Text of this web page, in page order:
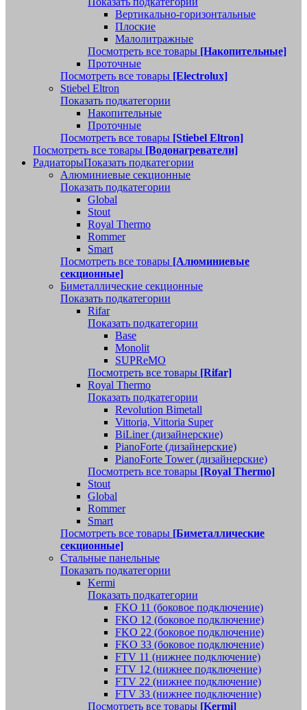
Вертикально-горизонтальные
Плоские
Малолитражные
Посмотреть все товары [Накопительные]
Проточные
Посмотреть все товары [Electrolux]
Stiebel Eltron
Показать подкатегории
Накопительные
Проточные
Посмотреть все товары [Stiebel Eltron]
Посмотреть все товары [Водонагреватели]
РадиаторыПоказать подкатегории
Алюминиевые секционные
Показать подкатегории
Global
Stout
Royal Thermo
Rommer
Smart
Посмотреть все товары [Алюминиевые
секционные]
Биметаллические секционные
Показать подкатегории
Rifar
Показать подкатегории
Base
Monolit
SUPReMO
Посмотреть все товары [Rifar]
Royal Thermo
Показать подкатегории
Revolution Bimetall
Vittoria, Vittoria Super
BiLiner (дизайнерские)
PianoForte (дизайнерские)
PianoForte Tower (дизайнерские)
Посмотреть все товары [Royal Thermo]
Stout
Global
Rommer
Smart
Посмотреть все товары [Биметаллические
секционные]
Стальные панельные
Показать подкатегории
Kermi
Показать подкатегории
FKO 11 (боковое подключение)
FKO 12 (боковое подключение)
FKO 22 (боковое подключение)
FKO 33 (боковое подключение)
FTV 11 (нижнее подключение)
FTV 12 (нижнее подключение)
FTV 22 (нижнее подключение)
FTV 33 (нижнее подключение)
Посмотреть все товары [Kermi]